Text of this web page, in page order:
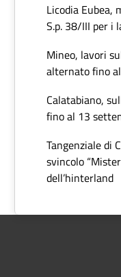
Licodia Eubea,
S.p. 38/III per i
Mineo, lavori
alternato fino
Calatabiano,
fino al 13
Tangenziale di
svincolo
dell’hinterland